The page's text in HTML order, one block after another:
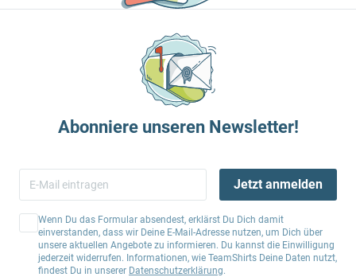
Abonniere unseren Newsletter!
Jetzt anmelden
Wenn Du das Formular absendest, erklärst Du Dich damit
einverstanden, dass wir Deine E-Mail-Adresse nutzen, um Dich über
unsere aktuellen Angebote zu informieren. Du kannst die Einwilligung
jederzeit widerrufen. Informationen, wie TeamShirts Deine Daten nutzt,
findest Du in unserer Datenschutzerklärung.